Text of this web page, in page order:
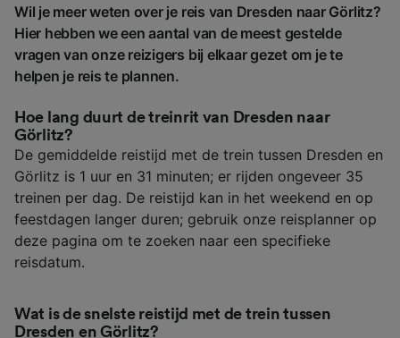
Wil je meer weten over je reis van Dresden naar Görlitz?
Hier hebben we een aantal van de meest gestelde
vragen van onze reizigers bij elkaar gezet om je te
helpen je reis te plannen.
Hoe lang duurt de treinrit van Dresden naar
Görlitz?
De gemiddelde reistijd met de trein tussen Dresden en
Görlitz is 1 uur en 31 minuten; er rijden ongeveer 35
treinen per dag. De reistijd kan in het weekend en op
feestdagen langer duren; gebruik onze reisplanner op
deze pagina om te zoeken naar een specifieke
reisdatum.
Wat is de snelste reistijd met de trein tussen
Dresden en Görlitz?